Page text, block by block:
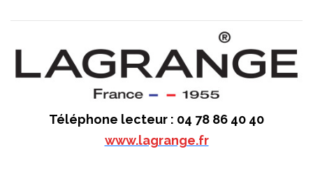
Téléphone lecteur : 04 78 86 40 40
www.lagrange.fr